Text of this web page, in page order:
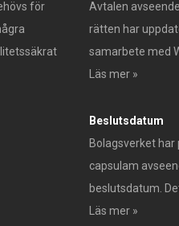
för
Avtalen
rätten har
samarbete med
Läs mer »
Beslutsdatum
Bolagsverket
capsulam
beslutsdatum.
Läs mer »